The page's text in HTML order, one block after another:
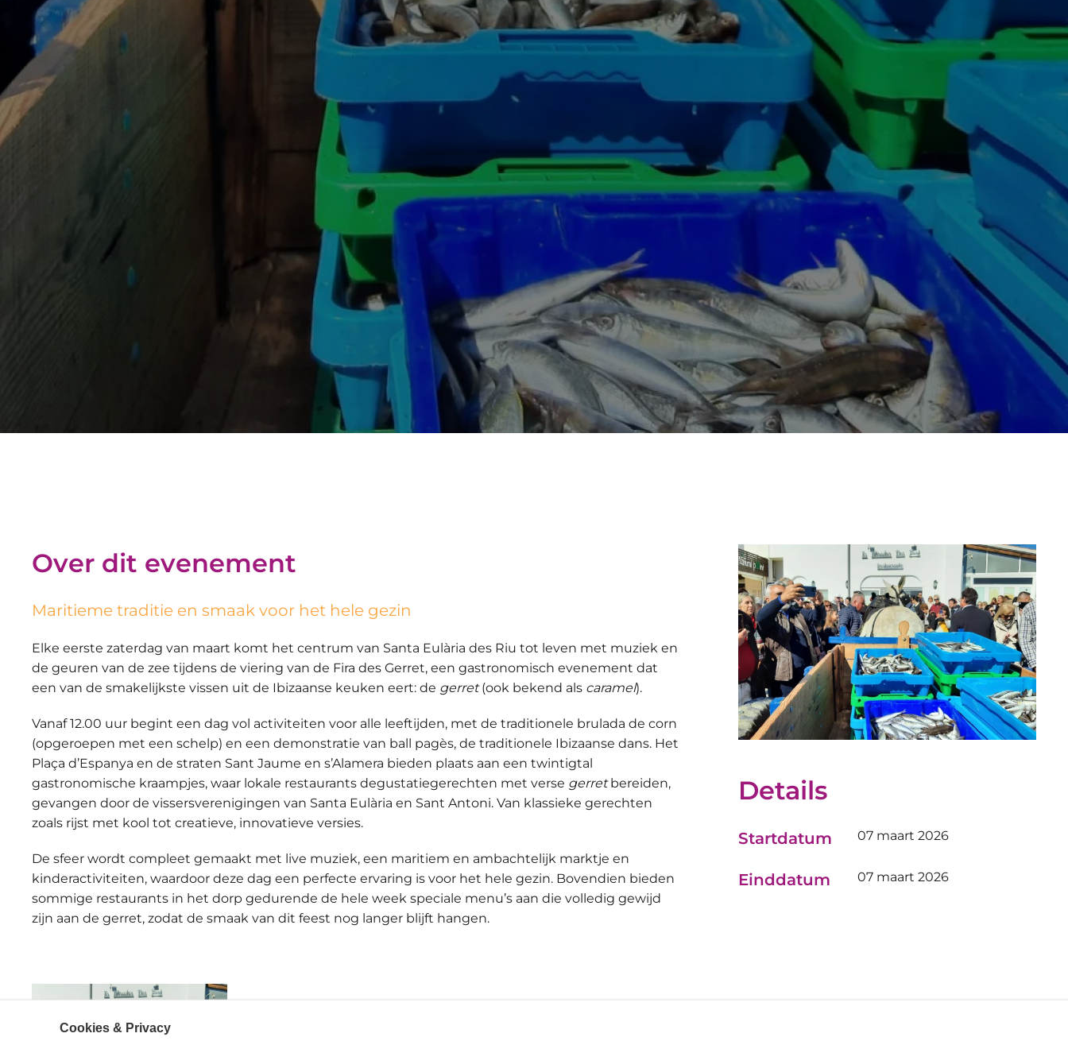
Over dit evenement
Maritieme traditie en smaak voor het hele gezin
Elke eerste zaterdag van maart komt het centrum van Santa Eulària des Riu tot leven met muziek en
de geuren van de zee tijdens de viering van de Fira des Gerret, een gastronomisch evenement dat
een van de smakelijkste vissen uit de Ibizaanse keuken eert: de gerret(ook bekend als caramel).
Vanaf12.00 uur begint een dag vol activiteiten voor alle leeftijden, met de traditionele brulada de corn
(opgeroepen met een schelp) en een demonstratie van ball pagès, de traditionele Ibizaanse dans. Het
Plaça d’Espanya en de straten Sant Jaume en s’Alamera bieden plaats aan een twintigtal
gastronomische kraampjes, waar lokale restaurants degustatiegerechten met verse gerretbereiden,
gevangen door de vissersverenigingen van Santa Eulària en Sant Antoni. Van klassieke gerechten
zoals rijst met kool tot creatieve, innovatieve versies.
De sfeer wordt compleet gemaakt met live muziek, een maritiem en ambachtelijk marktje en
kinderactiviteiten, waardoor deze dag een perfecte ervaring is voor het hele gezin. Bovendien bieden
sommige restaurants in het dorp gedurende de hele week speciale menu’s aan die volledig gewijd
zijn aan de gerret, zodat de smaak van dit feest nog langer blijft hangen.
Details
Startdatum 07 maart 2026
Einddatum 07 maart 2026
Cookies & Privacy